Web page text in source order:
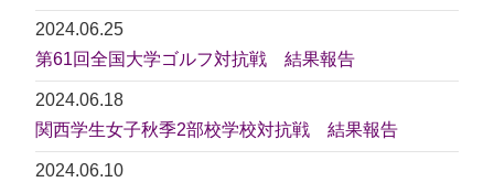
2024.06.25
第61回全国大学ゴルフ対抗戦 結果報告
2024.06.18
関西学生女子秋季2部校学校対抗戦 結果報告
2024.06.10